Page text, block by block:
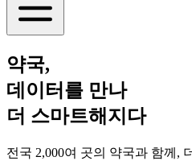
약국,
데이터를 만나
더 스마트해지다
전국 2,000여 곳의 약국과 함께,